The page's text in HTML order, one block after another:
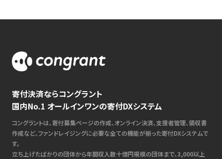
寄付決済ならコングラント
国内No.1 オールインワンの寄付DXシステム
コングラントは、寄付募集ページの作成、オンライン決済、支援者管理、領収書
作成など、ファンドレイジングに必要な全ての機能が揃った寄付DXシステムで
す。
立ち上げたばかりの団体から年間収入数十億円規模の団体まで、3,000以上